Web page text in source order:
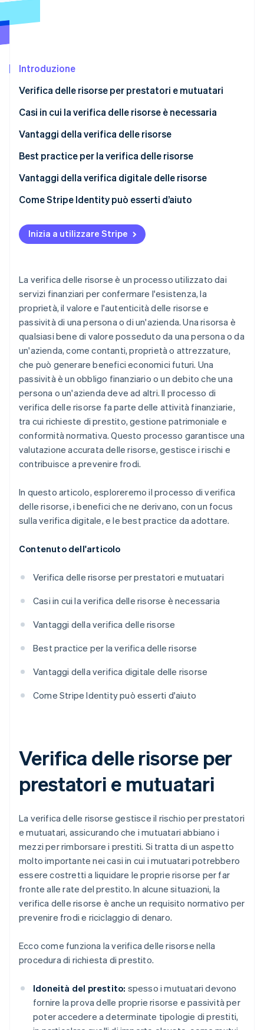
Radar
Costituzione di start-up
Rimozione del carbonio
Identity
Scopri come Stripe sta costruendo l'infrastruttura
Introduzione
Verifica delle risorse per prestatori e mutuatari
Casi in cui la verifica delle risorse è necessaria
Vantaggi della verifica delle risorse
Best practice per la verifica delle risorse
Vantaggi della verifica digitale delle risorse
Come Stripe Identity può esserti d’aiuto
Inizia a utilizzare Stripe
La verifica delle risorse è un processo utilizzato dai
servizi finanziari per confermare l'esistenza, la
proprietà, il valore e l'autenticità delle risorse e
passività di una persona o di un'azienda. Una risorsa è
qualsiasi bene di valore posseduto da una persona o da
un'azienda, come contanti, proprietà o attrezzature,
che può generare benefici economici futuri. Una
passività è un obbligo finanziario o un debito che una
persona o un'azienda deve ad altri. Il processo di
verifica delle risorse fa parte delle attività finanziarie,
tra cui richieste di prestito, gestione patrimoniale e
conformità normativa. Questo processo garantisce una
valutazione accurata delle risorse, gestisce i rischi e
contribuisce a prevenire frodi.
In questo articolo, esploreremo il processo di verifica
delle risorse, i benefici che ne derivano, con un focus
sulla verifica digitale, e le best practice da adottare.
Contenuto dell'articolo
Verifica delle risorse per prestatori e mutuatari
Casi in cui la verifica delle risorse è necessaria
Vantaggi della verifica delle risorse
Best practice per la verifica delle risorse
Vantaggi della verifica digitale delle risorse
Come Stripe Identity può esserti d'aiuto
Verifica delle risorse per
prestatori e mutuatari
La verifica delle risorse gestisce il rischio per prestatori
e mutuatari, assicurando che i mutuatari abbiano i
mezzi per rimborsare i prestiti. Si tratta di un aspetto
molto importante nei casi in cui i mutuatari potrebbero
essere costretti a liquidare le proprie risorse per far
fronte alle rate del prestito. In alcune situazioni, la
verifica delle risorse è anche un requisito normativo per
prevenire frodi e riciclaggio di denaro.
Ecco come funziona la verifica delle risorse nella
procedura di richiesta di prestito.
Idoneità del prestito: spesso i mutuatari devono
fornire la prova delle proprie risorse e passività per
poter accedere a determinate tipologie di prestiti,